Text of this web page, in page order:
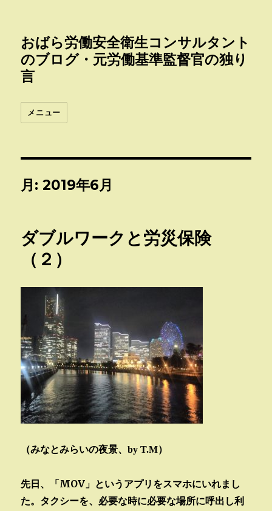
おばら労働安全衛生コンサルタント
のブログ・元労働基準監督官の独り
言
メニュー
月:2019年6月
ダブルワークと労災保険
（２）
（みなとみらいの夜景、by T.M）
先日、「MOV」というアプリをスマホにいれまし
た。タクシーを、必要な時に必要な場所に呼出し利